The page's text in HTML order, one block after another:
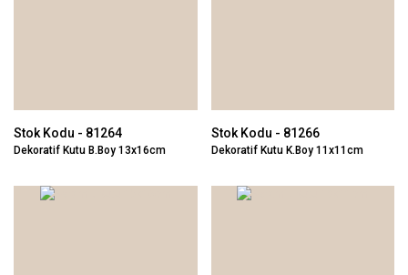
Stok Kodu - 81264
Dekoratif Kutu B.Boy 13x16cm
Stok Kodu - 81266
Dekoratif Kutu K.Boy 11x11cm